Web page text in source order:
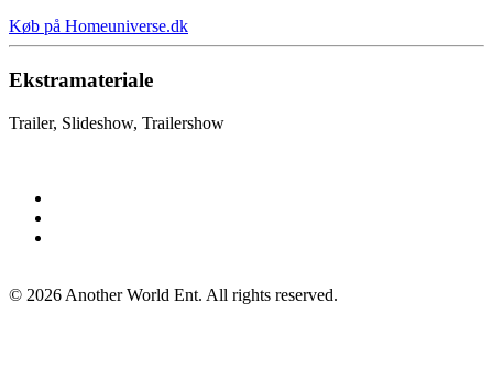
Køb på Homeuniverse.dk
Ekstramateriale
Trailer, Slideshow, Trailershow
© 2026 Another World Ent. All rights reserved.